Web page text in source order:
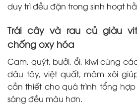
duy trì đều đặn trong sinh hoạt
Trái cây và rau củ giàu
chống oxy hóa
Cam, quýt, bưởi, ổi, kiwi cùng
dâu tây, việt quất, mâm xôi
cần thiết cho quá trình tổng
sáng đều màu hơn.